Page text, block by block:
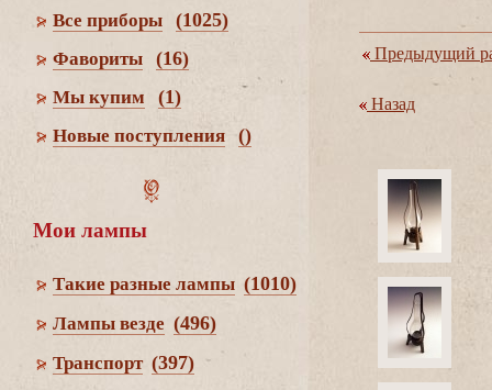
се приборы (1025)
Фавориты (16)
Мы купим (1)
Новые поступления ()
Мои лампы
Такие разные лампы (1010)
Лампы везде (496)
Транспорт (397)
Предыдущий
Назад